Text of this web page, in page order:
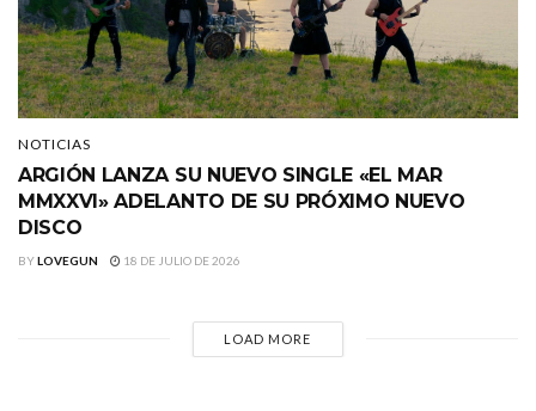
NOTICIAS
ARGIÓN LANZA SU NUEVO SINGLE «EL MAR
MMXXVI» ADELANTO DE SU PRÓXIMO NUEVO
DISCO
BYLOVEGUN 18 DE JULIO DE 2026
LOAD MORE